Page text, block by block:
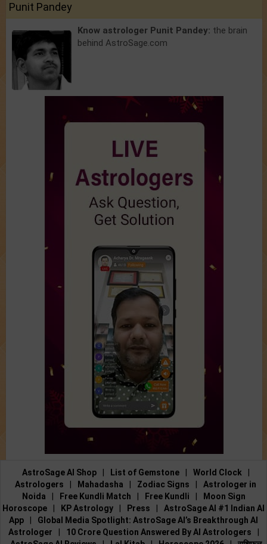
Punit Pandey
Know astrologer Punit Pandey: the brain
behind AstroSage.com
AstroSage AI Shop List of Gemstone World Clock
Astrologers
Mahadasha Zodiac Signs
Astrologer in
Noida
Free Kundli Match Free Kundli
Moon Sign
Horoscope
KP Astrology Press
AstroSage AI #1 Indian AI
App
Global Media Spotlight: AstroSage AI’s Breakthrough AI
Astrologer
10 Crore Question Answered By AI Astrologers